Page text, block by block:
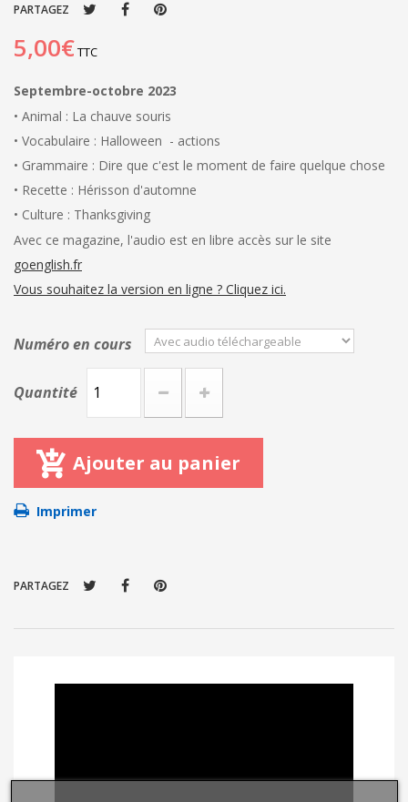
PARTAGEZ
5,00€TTC
Septembre-octobre 2023
• Animal : La chauve souris
• Vocabulaire : Halloween - actions
• Grammaire : Dire que c'est le moment de faire quelque chose
• Recette : Hérisson d'automne
• Culture : Thanksgiving
Avec ce magazine, l'audio est en libre accès sur le site
goenglish.fr
Vous souhaitez la version en ligne ? Cliquez ici.
Numéro en cours
Quantité
Ajouter au panier
Imprimer
PARTAGEZ